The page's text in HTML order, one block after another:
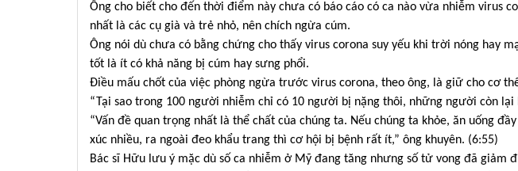
Ông cho biết cho đến thời điểm này chưa có báo cáo có ca nào vừa nhiễm virus
nhất là các cụ già và trẻ nhỏ, nên chích ngừa cúm.
Ông nói dù chưa có bằng chứng cho thấy virus corona suy yếu khi trời nóng hay
tốt là ít có khả năng bị cúm hay sưng phổi.
Điều mấu chốt của việc phòng ngừa trước virus corona, theo ông, là giữ cho cơ
“Tại sao trong 100 người nhiễm chỉ có 10 người bị nặng thôi, những người còn
“Vấn đề quan trọng nhất là thể chất của chúng ta. Nếu chúng ta khỏe, ăn uống
xúc nhiều, ra ngoài đeo khẩu trang thì cơ hội bị bệnh rất ít,” ông khuyên. (6:55)
Bác sĩ Hữu lưu ý mặc dù số ca nhiễm ở Mỹ đang tăng nhưng số tử vong đã giảm